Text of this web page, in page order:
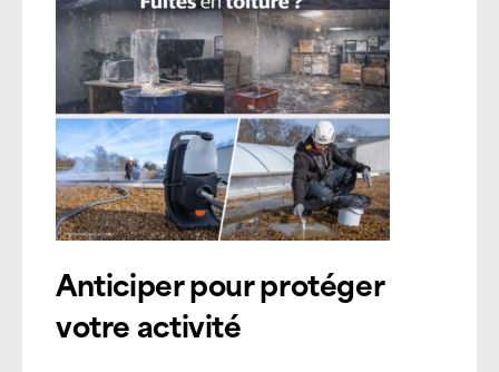
Anticiper pour protéger
votre activité